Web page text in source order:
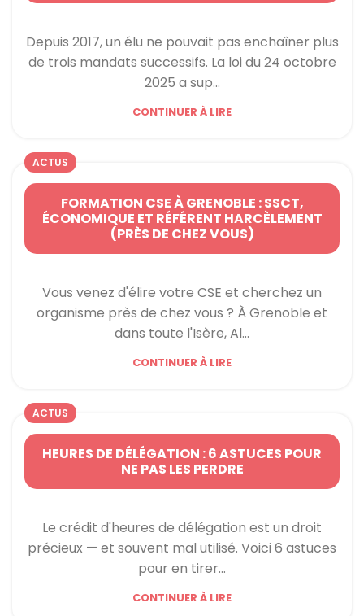
Depuis 2017, un élu ne pouvait pas enchaîner plus
de trois mandats successifs. La loi du 24 octobre
2025 a sup...
CONTINUER À LIRE
ACTUS
FORMATION CSE À GRENOBLE : SSCT,
ÉCONOMIQUE ET RÉFÉRENT HARCÈLEMENT
(PRÈS DE CHEZ VOUS)
Vous venez d'élire votre CSE et cherchez un
organisme près de chez vous ? À Grenoble et
dans toute l'Isère, Al...
CONTINUER À LIRE
ACTUS
HEURES DE DÉLÉGATION : 6 ASTUCES POUR
NE PAS LES PERDRE
Le crédit d'heures de délégation est un droit
précieux — et souvent mal utilisé. Voici 6 astuces
pour en tirer...
CONTINUER À LIRE